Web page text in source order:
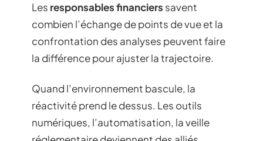
Les responsables financiers savent
combien l’échange de points de vue et la
confrontation des analyses peuvent faire
la différence pour ajuster la trajectoire.
Quand l’environnement bascule, la
réactivité prend le dessus. Les outils
numériques, l’automatisation, la veille